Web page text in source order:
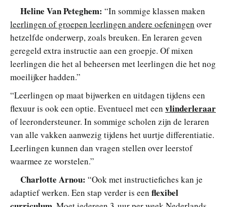
Heline Van Peteghem: “In sommige klassen maken
leerlingen of groepen leerlingen andere oefeningen over
hetzelfde onderwerp, zoals breuken. En leraren geven
geregeld extra instructie aan een groepje. Of mixen
leerlingen die het al beheersen met leerlingen die het nog
moeilijker hadden.”
“Leerlingen op maat bijwerken en uitdagen tijdens een
flexuur is ook een optie. Eventueel met een vlinderleraar
of leerondersteuner. In sommige scholen zijn de leraren
van alle vakken aanwezig tijdens het uurtje differentiatie.
Leerlingen kunnen dan vragen stellen over leerstof
waarmee ze worstelen.”
Charlotte Arnou: “Ook met instructiefiches kan je
adaptief werken. Een stap verder is een flexibel